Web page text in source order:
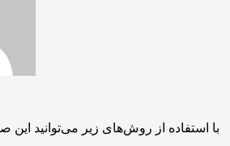
با استفاده از روش‌های زیر می‌توانید این